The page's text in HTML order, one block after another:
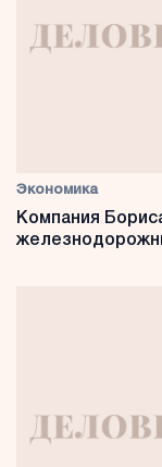
Экономика
Компания